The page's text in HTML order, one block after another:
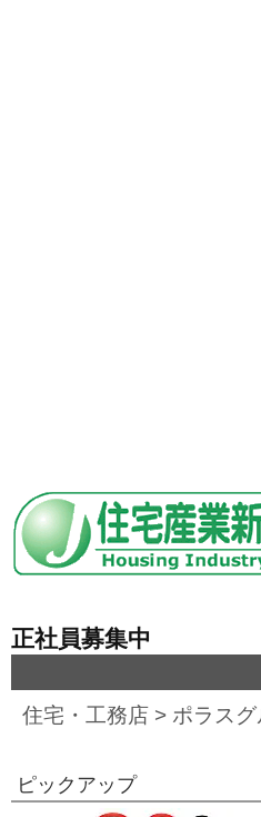
正社員募集中
住宅・工務店 > ポラス
ピックアップ